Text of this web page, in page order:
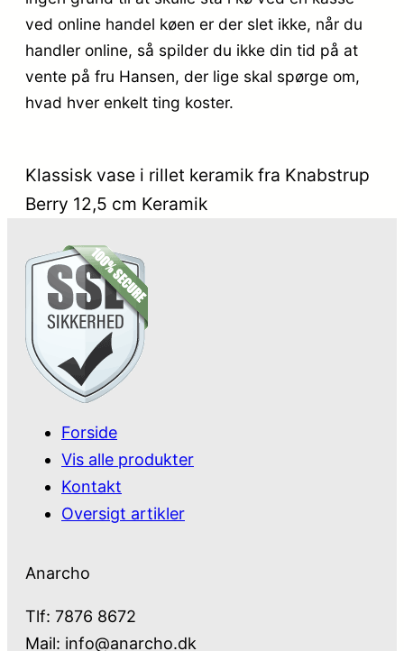
ved online handel køen er der slet ikke, når du
handler online, så spilder du ikke din tid på at
vente på fru Hansen, der lige skal spørge om,
hvad hver enkelt ting koster.
Klassisk vase i rillet keramik fra Knabstrup
Berry 12,5 cm Keramik
Forside
Vis alle produkter
Kontakt
Oversigt artikler
Anarcho
Tlf: 7876 8672
Mail: info@anarcho.dk